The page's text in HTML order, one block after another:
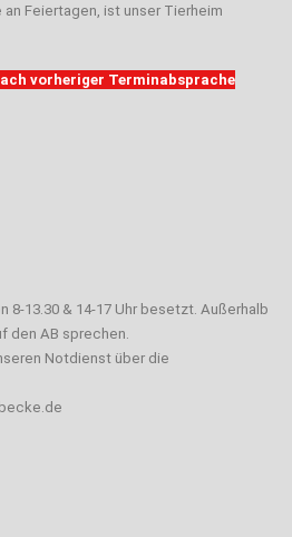
Feiertagen, ist unser Tierheim
vorheriger Terminabsprache
8-13.30 & 14-17 Uhr besetzt. Außerhalb
den AB sprechen.
Notdienst über die